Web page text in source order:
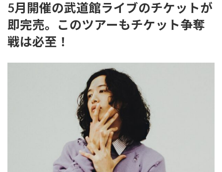
新
日
時
:
5月開催の武道館ライブのチケットが
即完売。このツアーもチケット争奪
戦は必至！